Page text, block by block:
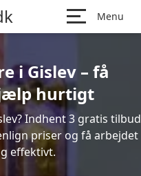
Menu
i Gislev – få
hurtigt
Indhent 3 gratis tilbud
priser og få arbejdet
effektivt.